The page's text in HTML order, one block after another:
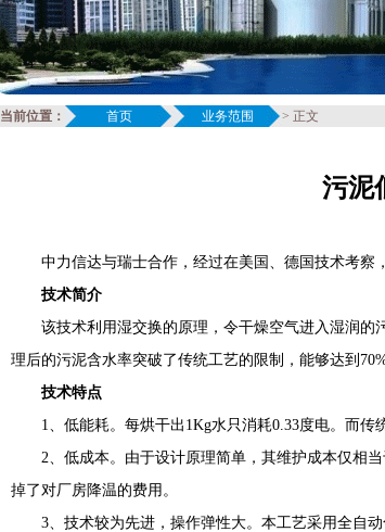
当前位置： 首页 >
业务范围 正文
污泥
中力信达与瑞士合作，经过在美国、德国技术考察
技术简介
该技术利用湿交换的原理，令干燥空气进入湿润的
理后的污泥含水率突破了传统工艺的限制，能够达到
技术特点
1、低能耗。每烘干出1Kg水只消耗0.33度电。而传
2、低成本。由于设计原理简单，其维护成本仅相当
掉了对厂房降温的费用。
3、技术较为先进，操作弹性大。本工艺采用全自动